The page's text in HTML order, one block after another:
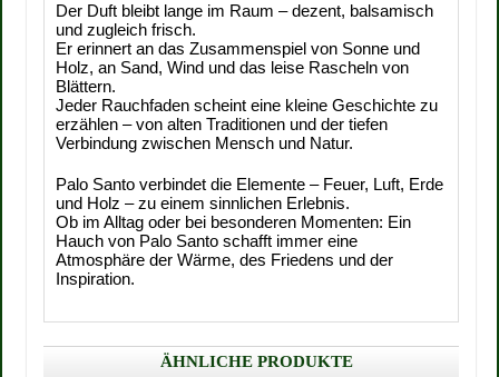
Der Duft bleibt lange im Raum – dezent, balsamisch
und zugleich frisch.
Er erinnert an das Zusammenspiel von Sonne und
Holz, an Sand, Wind und das leise Rascheln von
Blättern.
Jeder Rauchfaden scheint eine kleine Geschichte zu
erzählen – von alten Traditionen und der tiefen
Verbindung zwischen Mensch und Natur.
Palo Santo verbindet die Elemente – Feuer, Luft, Erde
und Holz – zu einem sinnlichen Erlebnis.
Ob im Alltag oder bei besonderen Momenten: Ein
Hauch von Palo Santo schafft immer eine
Atmosphäre der Wärme, des Friedens und der
Inspiration.
ÄHNLICHE PRODUKTE